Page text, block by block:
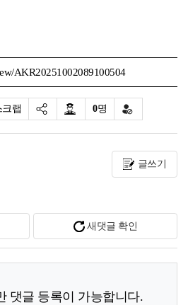
AKR20251002089100504
크랩 0명
글쓰기
새댓글 확인
댓글 등록이 가능합니다.